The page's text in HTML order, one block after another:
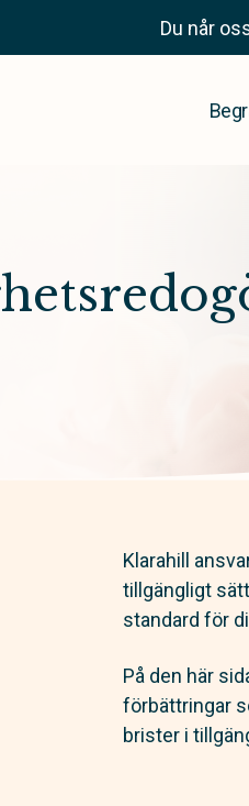
Du når
Klarahill
tillgängligt
standard för
På den här
förbättringar
brister i